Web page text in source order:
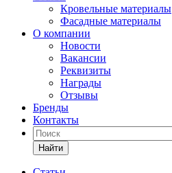
Кровельные материалы
Фасадные материалы
О компании
Новости
Вакансии
Реквизиты
Награды
Отзывы
Бренды
Контакты
Найти